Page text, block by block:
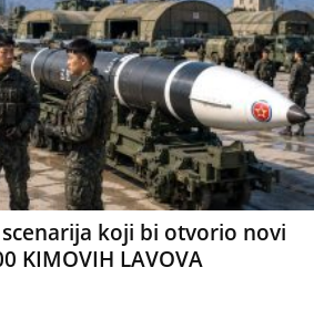
koji bi otvorio novi
KIMOVIH LAVOVA